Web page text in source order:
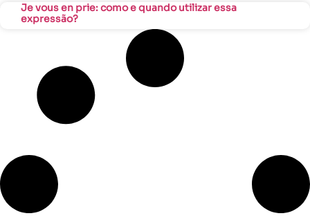
Je vous en prie: como e quando utilizar essa
expressão?